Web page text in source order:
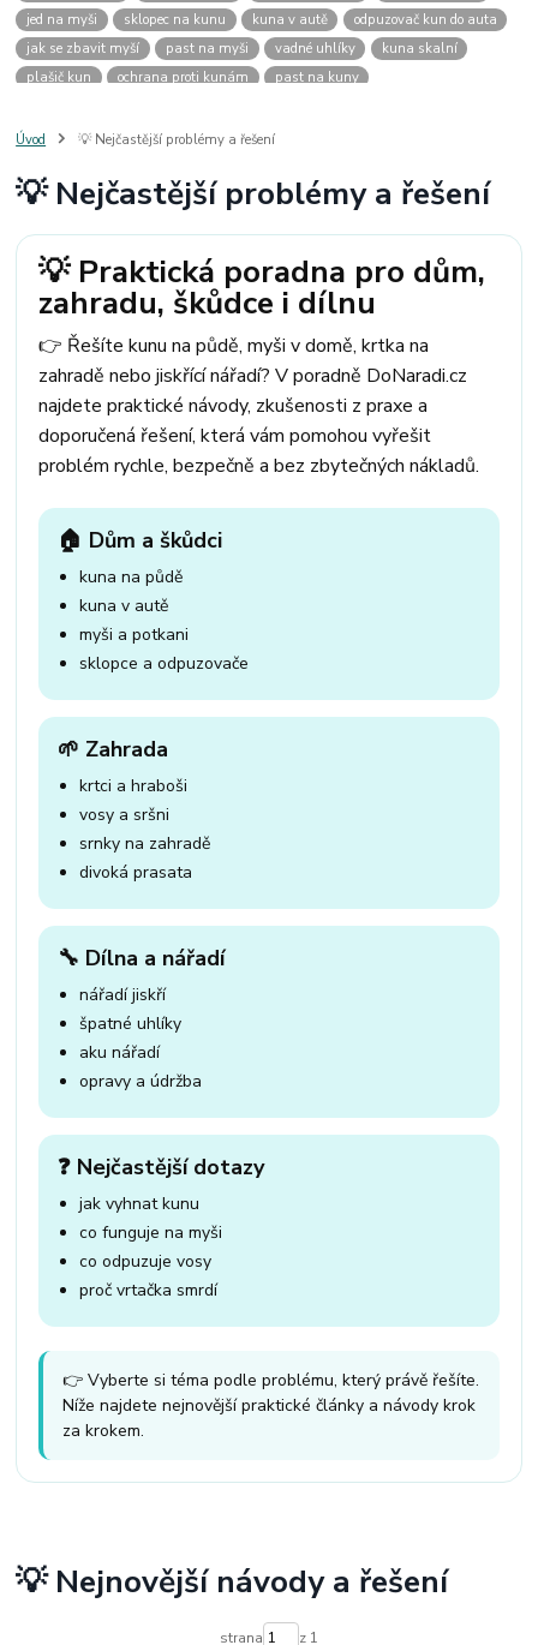
jed na myši
sklopec na kunu kuna v autě
odpuzovač kun do auta
jak se zbavit myší
past na myši vadné uhlíky
kuna skalní
plašič kun
ochrana proti kunám
past na kuny
past na kunu
myši v domě odpuzovač myší
štěnice
štěnice v hotelu jak se zbavit kuny
kuna ve střeše
mravenci a mšice
uhlíky do nářadí
uhlíky do nařadí
uhlíky do vysavače
uhlíky do pračky uhlíky do
uhlíky parkside
uhlíky ferm uhlíky makita
uhlíkové kartáče
kde sehnat uhlíky
kde koupit uhlíky
Úvod 💡 Nejčastější problémy a řešení
💡 Nejčastější problémy a řešení
💡 Praktická poradna pro dům,
zahradu, škůdce i dílnu
👉 Řešíte kunu na půdě, myši v domě, krtka na
zahradě nebo jiskřící nářadí? V poradně DoNaradi.cz
najdete praktické návody, zkušenosti z praxe a
doporučená řešení, která vám pomohou vyřešit
problém rychle, bezpečně a bez zbytečných nákladů.
🏠 Dům a škůdci
kuna na půdě
kuna v autě
myši a potkani
sklopce a odpuzovače
🌱 Zahrada
krtci a hraboši
vosy a sršni
srnky na zahradě
divoká prasata
🔧 Dílna a nářadí
nářadí jiskří
špatné uhlíky
aku nářadí
opravy a údržba
❓ Nejčastější dotazy
jak vyhnat kunu
co funguje na myši
co odpuzuje vosy
proč vrtačka smrdí
👉 Vyberte si téma podle problému, který právě řešíte.
Níže najdete nejnovější praktické články a návody krok
za krokem.
💡 Nejnovější návody a řešení
strana z 1